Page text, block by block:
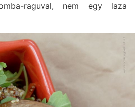
raguval, nem egy laza